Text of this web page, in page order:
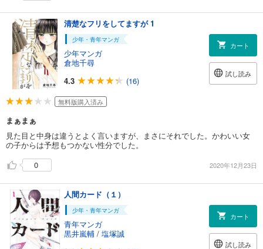
清楚なフリをしてますが 1
少年・青年マンガ
少年マンガ
倉地千尋
4.3
(16)
カート
試し読み
無料版購入済み
まぁまぁ
見た目と中身は違うとよく言いますが、まさにそれでした。かわいい女
の子からは予想もつかない性分でした。
0
2020年12月23日
人間カード（１）
少年・青年マンガ
青年マンガ
黒井嵐輔 / 塩塚誠
カート
試し読み